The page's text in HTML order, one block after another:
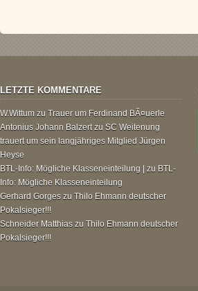
LETZTE KOMMENTARE
W.Wittum zu Trauer um Ferdinand BÃ¤uerle
Antonius Johann Balzertzu SC Weitenung
trauert um sein langjähriges Mitglied Jürgen
Heyse
BTL-Info: Mögliche Klasseneinteilung | zu BTL-
Info: Mögliche Klasseneinteilung
Gerhard Gorges zu Thilo Ehmann deutscher
Pokalsieger!!!
Schneider Matthias zu Thilo Ehmann deutscher
Pokalsieger!!!